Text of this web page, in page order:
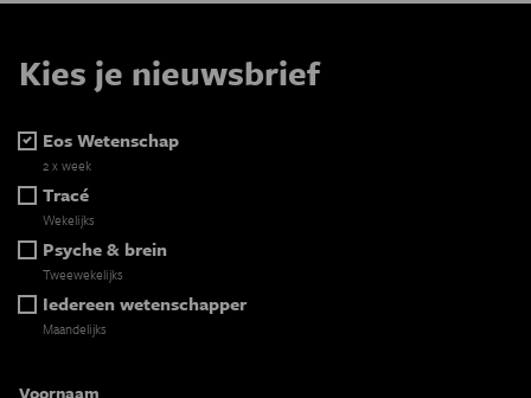
Kies je nieuwsbrief
Eos Wetenschap
2 x week
Tracé
Wekelijks
Psyche & brein
Tweewekelijks
Iedereen wetenschapper
Maandelijks
Voornaam